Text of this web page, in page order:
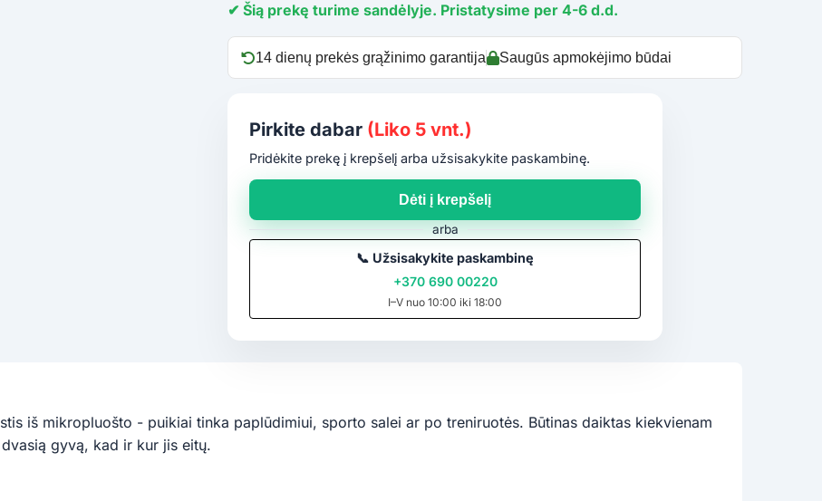
✔ Šią prekę turime sandėlyje. Pristatysime per 4-6 d.d.
14 dienų prekės grąžinimo garantija Saugūs apmokėjimo būdai
Pirkite dabar (Liko 5 vnt.)
Pridėkite prekę į krepšelį arba užsisakykite paskambinę.
Dėti į krepšelį
arba
📞 Užsisakykite paskambinę
+370 690 00220
I–V nuo 10:00 iki 18:00
iš mikropluošto - puikiai tinka paplūdimiui, sporto salei ar po treniruotės. Būtinas daiktas kiekvienam
gyvą, kad ir kur jis eitų.